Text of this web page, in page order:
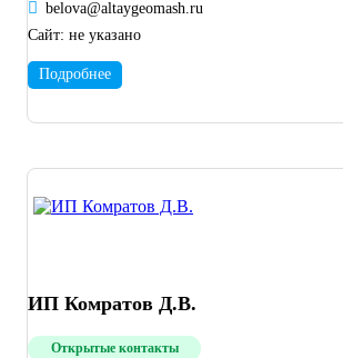
belova@altaygeomash.ru
Сайт: не указано
Подробнее
ИП Комратов Д.В.
Открытые контакты